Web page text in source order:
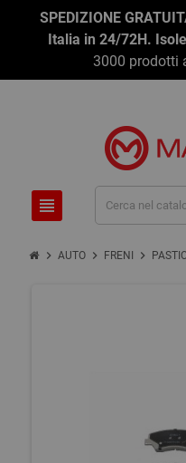
SPEDIZIONE
Italia in 24/72H.
3000 prodotti
view_headline
chevron_right AUTO chevron_right FRENI chevron_right